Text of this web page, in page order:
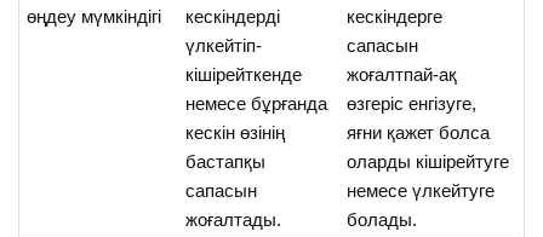
өңдеу мүмкіндігі
кескіндерді
үлкейтіп-
кішірейткенде
немесе бұрғанда
кескін өзінің
бастапқы
сапасын
жоғалтады.
кескіндерге
сапасын
жоғалтпай-ақ
өзгеріс енгізуге,
яғни қажет болса
оларды кішірейтуге
немесе үлкейтуге
болады.